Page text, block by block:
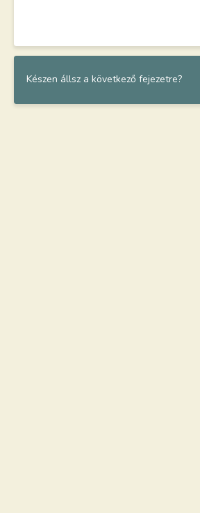
Készen állsz a következő fejezetre?